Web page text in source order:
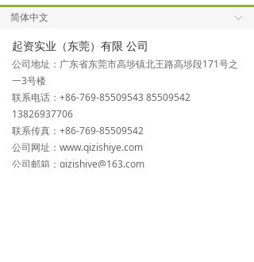
ꀅ
简体中文
起资实业（东莞）有限 公司
公司地址：广东省东莞市高埗镇北王路高埗段171号之
一3号楼
联系电话：+86-769-85509543 85509542
13826937706
联系传真：+86-769-85509542
公司网址：www.qizishiye.com
公司邮箱：qizishiye@163.com